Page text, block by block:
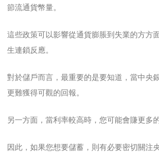
節流通貨幣量。
這些政策可以影響從通貨膨脹到失業的方方
生連鎖反應。
對於儲戶而言，最重要的是要知道，當中央
更難獲得可觀的回報。
另一方面，當利率較高時，您可能會賺更多的
因此，如果您想要儲蓄，則有必要密切關注